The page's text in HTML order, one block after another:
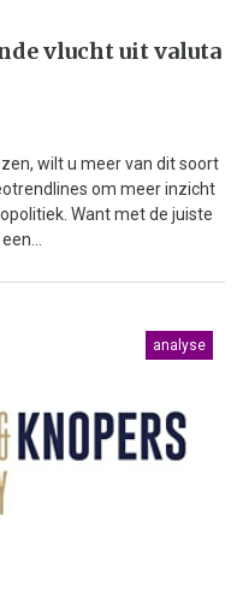
vlucht uit valuta
wilt u meer van dit soort
om meer inzicht
Want met de juiste
analyse